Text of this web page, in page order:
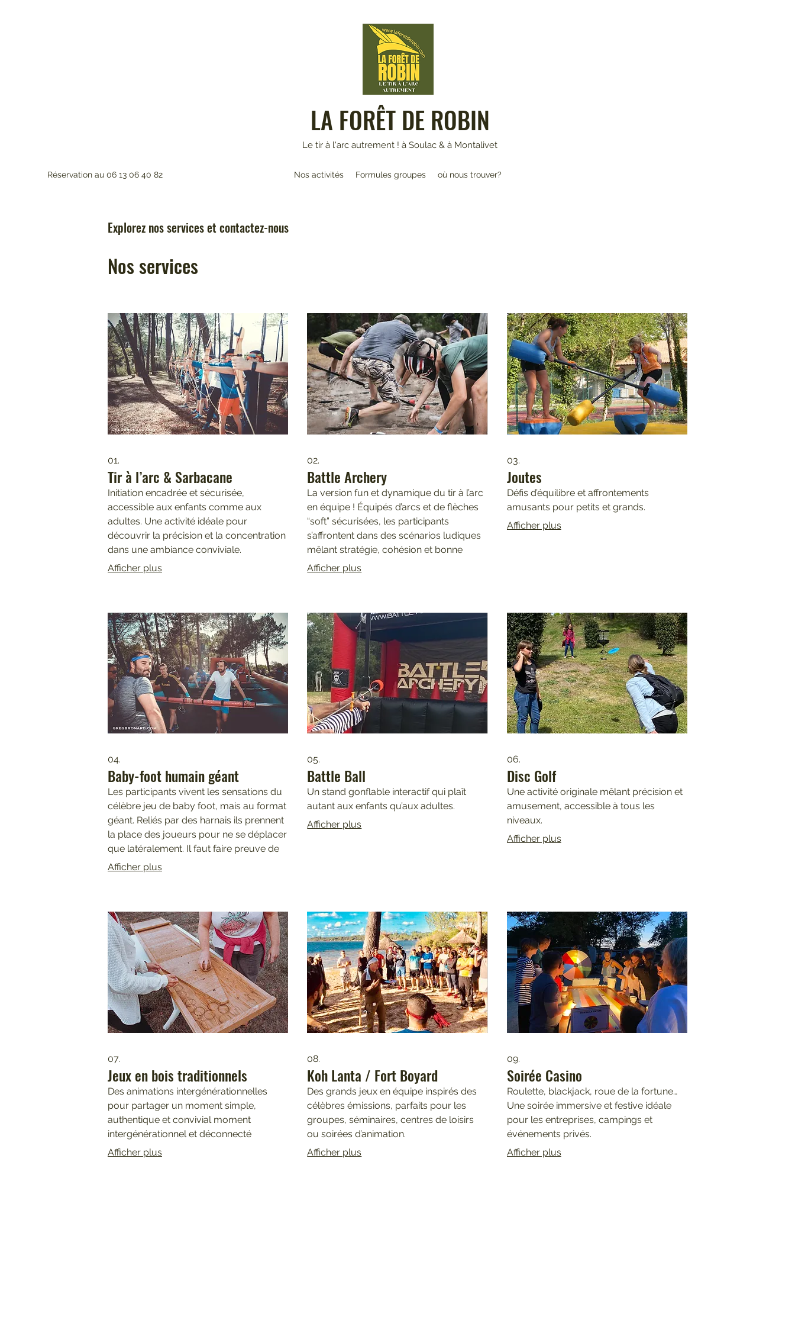
LA FORÊT DE ROBIN
Le tir à l'arc autrement ! à Soulac & à Montalivet
Réservation au 06 13 06 40 82 Nos activités Formules groupes où nous trouver?
Explorez nos services et contactez-nous
Nos services
01.
Tir à l’arc & Sarbacane
Initiation encadrée et sécurisée,
accessible aux enfants comme aux
adultes. Une activité idéale pour
découvrir la précision et la concentration
dans une ambiance conviviale.
Afficher plus
02.
Battle Archery
La version fun et dynamique du tir à l’arc
en équipe ! Équipés d’arcs et de flèches
“soft” sécurisées, les participants
s’affrontent dans des scénarios ludiques
mêlant stratégie, cohésion et bonne
humeur.
Afficher plus
03.
Joutes
Défis d’équilibre et affrontements
amusants pour petits et grands.
Afficher plus
04.
Baby-foot humain géant
Les participants vivent les sensations du
célèbre jeu de baby foot, mais au format
géant. Reliés par des harnais ils prennent
la place des joueurs pour ne se déplacer
que latéralement. Il faut faire preuve de
synchronisation et d'esprit d'équipe pour
Afficher plus
05.
Battle Ball
Un stand gonflable interactif qui plaît
autant aux enfants qu’aux adultes.
Afficher plus
06.
Disc Golf
Une activité originale mêlant précision et
amusement, accessible à tous les
niveaux.
Afficher plus
07.
Jeux en bois traditionnels
Des animations intergénérationnelles
pour partager un moment simple,
authentique et convivial moment
intergénérationnel et déconnecté
Afficher plus
08.
Koh Lanta / Fort Boyard
Des grands jeux en équipe inspirés des
célèbres émissions, parfaits pour les
groupes, séminaires, centres de loisirs
ou soirées d’animation.
Afficher plus
09.
Soirée Casino
Roulette, blackjack, roue de la fortune…
Une soirée immersive et festive idéale
pour les entreprises, campings et
événements privés.
Afficher plus